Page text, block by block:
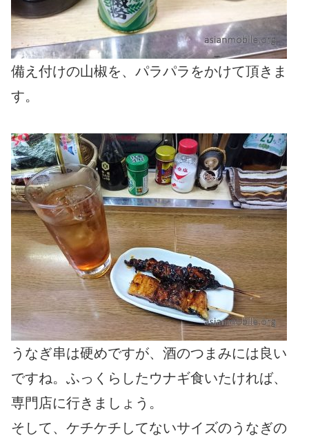
備え付けの山椒を、パラパラをかけて頂きま
す。
うなぎ串は硬めですが、酒のつまみには良い
ですね。ふっくらしたウナギ食いたければ、
専門店に行きましょう。
そして、ケチケチしてないサイズのうなぎの